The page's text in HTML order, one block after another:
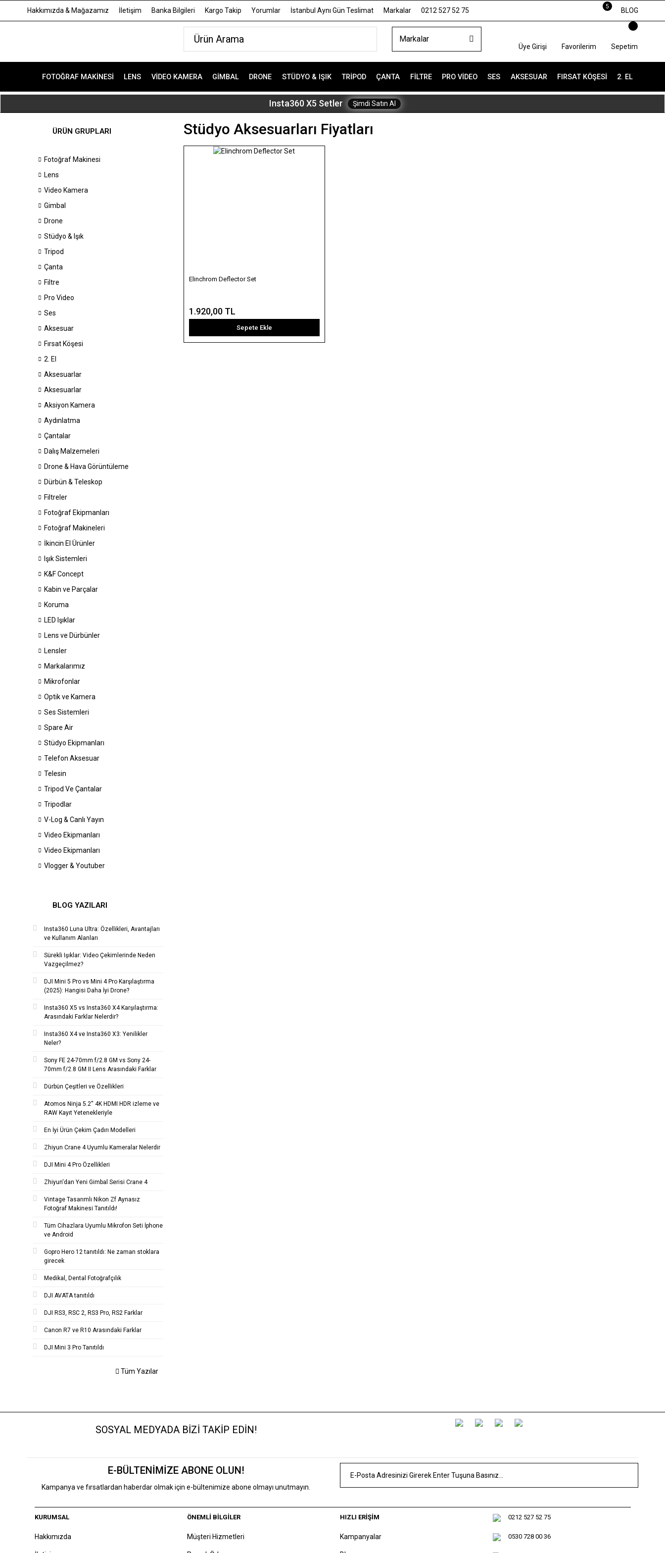
Hakkımızda & Mağazamız İletişim Banka Bilgileri Kargo Takip Yorumlar İstanbul Aynı Gün Teslimat Markalar 0212 527 52 75
5
BLOG
Markalar
Üye Girişi Favorilerim Sepetim
FOTOĞRAF MAKINESI LENS VIDEO KAMERA GIMBAL DRONE STÜDYO & IŞIK TRIPOD ÇANTA FILTRE PRO VIDEO SES AKSESUAR FIRSAT KÖŞESI 2. EL
Insta360 X5 Setler Şimdi Satın Al
ÜRÜN GRUPLARI
Fotoğraf Makinesi
Lens
Video Kamera
Gimbal
Drone
Stüdyo & Işık
Tripod
Çanta
Filtre
Pro Video
Ses
Aksesuar
Fırsat Köşesi
2. El
Aksesuarlar
Aksesuarlar
Aksiyon Kamera
Aydınlatma
Çantalar
Dalış Malzemeleri
Drone & Hava Görüntüleme
Dürbün & Teleskop
Filtreler
Fotoğraf Ekipmanları
Fotoğraf Makineleri
İkincin El Ürünler
Işık Sistemleri
K&F Concept
Kabin ve Parçalar
Koruma
LED Işıklar
Lens ve Dürbünler
Lensler
Markalarımız
Mikrofonlar
Optik ve Kamera
Ses Sistemleri
Spare Air
Stüdyo Ekipmanları
Telefon Aksesuar
Telesin
Tripod Ve Çantalar
Tripodlar
V-Log & Canlı Yayın
Video Ekipmanları
Video Ekipmanları
Vlogger & Youtuber
BLOG YAZILARI
Insta360 Luna Ultra: Özellikleri, Avantajları
ve Kullanım Alanları
Sürekli Işıklar: Video Çekimlerinde Neden
Vazgeçilmez?
DJI Mini 5 Pro vs Mini 4 Pro Karşılaştırma
(2025): Hangisi Daha İyi Drone?
Insta360 X5 vs Insta360 X4 Karşılaştırma:
Arasındaki Farklar Nelerdir?
Insta360 X4 ve Insta360 X3: Yenilikler
Neler?
Sony FE 24-70mm f/2.8 GM vs Sony 24-
70mm f/2.8 GM II Lens Arasındaki Farklar
Dürbün Çeşitleri ve Özellikleri
Atomos Ninja 5.2'' 4K HDMI HDR izleme ve
RAW Kayıt Yetenekleriyle
En İyi Ürün Çekim Çadırı Modelleri
Zhiyun Crane 4 Uyumlu Kameralar Nelerdir
DJI Mini 4 Pro Özellikleri
Zhiyun'dan Yeni Gimbal Serisi Crane 4
Vintage Tasarımlı Nikon Zf Aynasız
Fotoğraf Makinesi Tanıtıldı!
Tüm Cihazlara Uyumlu Mikrofon Seti İphone
ve Android
Gopro Hero 12 tanıtıldı: Ne zaman stoklara
girecek
Medikal, Dental Fotoğrafçılık
DJI AVATA tanıtıldı
DJI RS3, RSC 2, RS3 Pro, RS2 Farklar
Canon R7 ve R10 Arasındaki Farklar
DJI Mini 3 Pro Tanıtıldı
Tüm Yazılar
Stüdyo Aksesuarları Fiyatları
Elinchrom Deflector Set
1.920,00 TL
Sepete Ekle
SOSYAL MEDYADA BİZİ TAKİP EDİN!
E-BÜLTENİMİZE ABONE OLUN!
Kampanya ve fırsatlardan haberdar olmak için e-bültenimize abone olmayı unutmayın.
KURUMSAL
Hakkımızda
ÖNEMLİ BİLGİLER
Müşteri Hizmetleri
HIZLI ERİŞİM
Kampanyalar
0212 527 52 75
0530 728 00 36